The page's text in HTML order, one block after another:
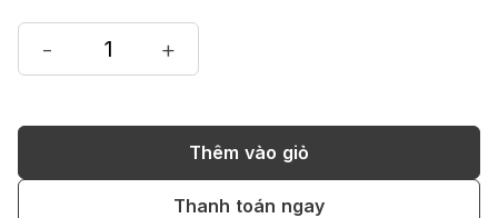
- +
Thêm vào giỏ
Thanh toán ngay